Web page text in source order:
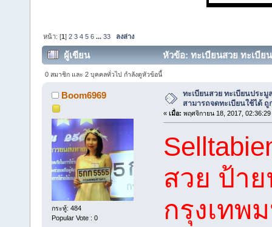
หน้า: [1]2 3 4 5 6 ...33 ลงล่าง
ผู้เขียน
หัวข้อ: ทะเบียนสวย ทะเบี
100% (อ่าน 125985 ครั้ง)
0 สมาชิก และ 2 บุคคลทั่วไป กำลังดูหัวข้อนี้
Boom6969
กระทู้: 484
Popular Vote : 0
ทะเบียนสวย ทะเบียนประ
สามารถจดทะเบียนใช้ได้ ถู
« เมื่อ: พฤศจิกายน 18, 2017, 02:36:29
สวย ป้า
กรุงเทพ